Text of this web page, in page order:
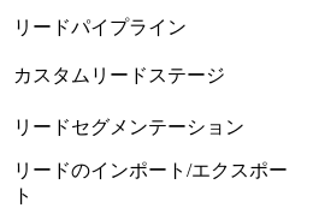
リードパイプライン
カスタムリードステージ
リードセグメンテーション
リードのインポート/エクスポー
ト